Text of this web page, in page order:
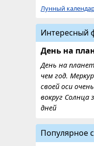
Лунный
Интересный
День на
День на
чем год.
своей оси
вокруг
дней
Популярное